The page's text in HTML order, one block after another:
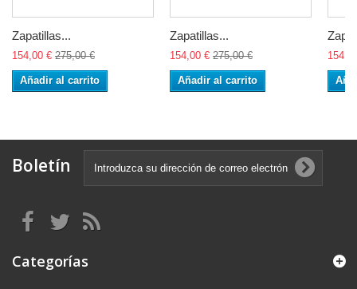
Zapatillas...
154,00 € 275,00 €
Añadir al carrito
Zapatillas...
154,00 € 275,00 €
Añadir al carrito
Boletín
Categorías